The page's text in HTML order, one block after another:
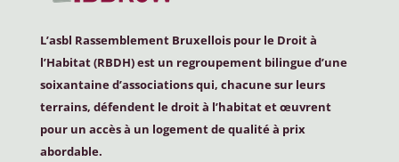
L’asbl Rassemblement Bruxellois pour le Droit à
l’Habitat (RBDH) est un regroupement bilingue d’une
soixantaine d’associations qui, chacune sur leurs
terrains, défendent le droit à l’habitat et œuvrent
pour un accès à un logement de qualité à prix
abordable.